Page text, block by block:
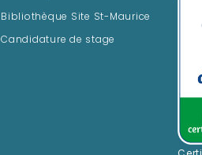
Bibliothèque Site St-Maurice
Candidature de stage